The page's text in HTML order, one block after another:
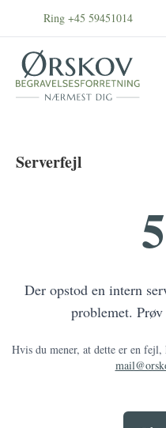
Ring +45 59451014
Serverfejl
Der opstod en intern
problemet.
Hvis du mener, at dette er en fejl,